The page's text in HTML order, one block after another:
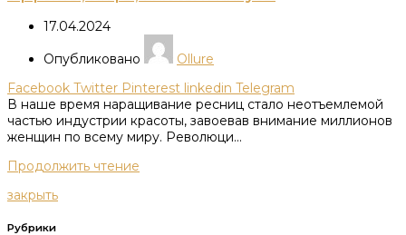
17.04.2024
Опубликовано
Ollure
Facebook Twitter Pinterest linkedin Telegram
В наше время наращивание ресниц стало неотъемлемой
частью индустрии красоты, завоевав внимание миллионов
женщин по всему миру. Революци...
Продолжить чтение
закрыть
Рубрики